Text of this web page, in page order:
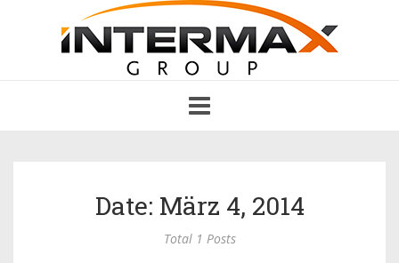
navigation
Date: März 4, 2014
Total 1 Posts